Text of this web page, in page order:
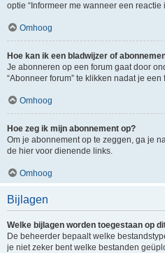
optie “Informeer me wanneer een reactie
Omhoog
Hoe kan ik een bladwijzer of
Je abonneren op een forum gaat door
“Abonneer forum” te klikken nadat je
Omhoog
Hoe zeg ik mijn abonnement op?
Om je abonnement op te zeggen, ga je
de hier voor dienende links.
Omhoog
Bijlagen
Welke bijlagen worden toegestaan op
De beheerder bepaalt welke
je niet zeker bent welke bestanden